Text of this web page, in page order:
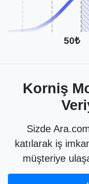
50₺
Korniş
Sizde
katılarak iş
müşteriye